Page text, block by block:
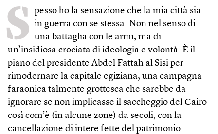
S pesso ho la sensazione che la mia città sia
in guerra con se stessa. Non nel senso di
una battaglia con le armi, ma di
un’insidiosa crociata di ideologia e volontà. È il
piano del presidente Abdel Fattah al Sisi per
rimodernare la capitale egiziana, una campagna
faraonica talmente grottesca che sarebbe da
ignorare se non implicasse il saccheggio del Cairo
così com’è (in alcune zone) da secoli, con la
cancellazione di intere fette del patrimonio